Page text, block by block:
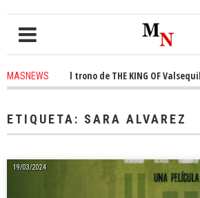
MASNEWSel trono de THE KING OF Valsequillo
ETIQUETA: SARA ALVAREZ
19/03/2024